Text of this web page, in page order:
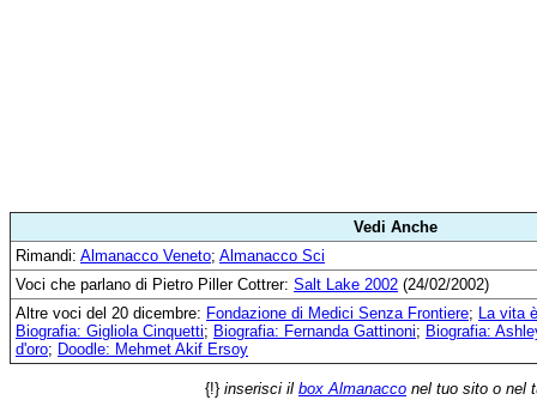
Vedi Anche
Rimandi: Almanacco Veneto; Almanacco Sci
Voci che parlano di Pietro Piller Cottrer: Salt Lake 2002 (24/02/2002)
Altre voci del 20 dicembre: Fondazione di Medici Senza Frontiere; La vita
Biografia: Gigliola Cinquetti; Biografia: Fernanda Gattinoni; Biografia:
d'oro; Doodle: Mehmet Akif Ersoy
{!} inserisci il box Almanacco nel tuo sito o nel